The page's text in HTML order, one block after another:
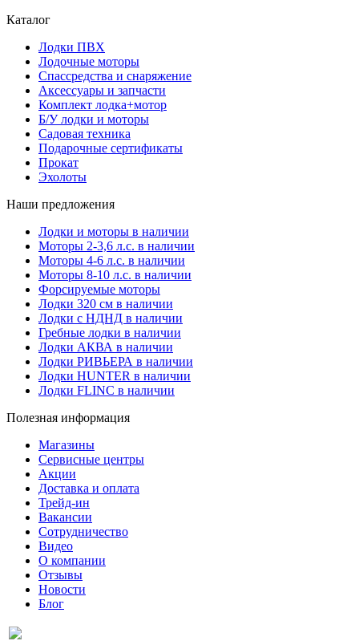
Каталог
Лодки ПВХ
Лодочные моторы
Спассредства и снаряжение
Аксессуары и запчасти
Комплект лодка+мотор
Б/У лодки и моторы
Садовая техника
Подарочные сертификаты
Прокат
Эхолоты
Наши предложения
Лодки и моторы в наличии
Моторы 2-3,6 л.с. в наличии
Моторы 4-6 л.с. в наличии
Моторы 8-10 л.с. в наличии
Форсируемые моторы
Лодки 320 см в наличии
Лодки с НДНД в наличии
Гребные лодки в наличии
Лодки АКВА в наличии
Лодки РИВЬЕРА в наличии
Лодки HUNTER в наличии
Лодки FLINC в наличии
Полезная информация
Магазины
Сервисные центры
Акции
Доставка и оплата
Трейд-ин
Вакансии
Сотрудничество
Видео
О компании
Отзывы
Новости
Блог